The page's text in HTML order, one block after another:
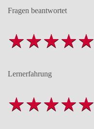
Fragen beantwortet
Lernerfahrung